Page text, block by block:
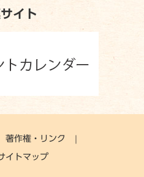
イト
著作権・リンク
イトマップ